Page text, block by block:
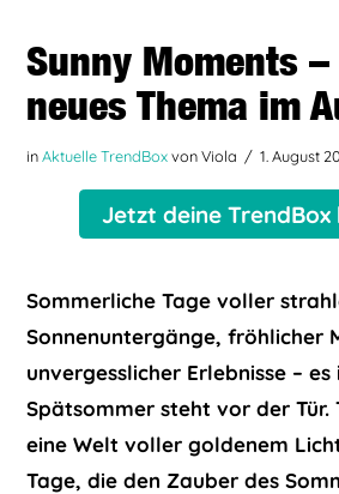
Sunny Moments
neues Thema im
inAktuelle TrendBoxvon Viola 1. August
Jetzt deine TrendBox
Sommerliche Tage voller
Sonnenuntergänge, fröhlicher
unvergesslicher Erlebnisse –
Spätsommer steht vor der Tür.
eine Welt voller goldenem
Tage, die den Zauber des